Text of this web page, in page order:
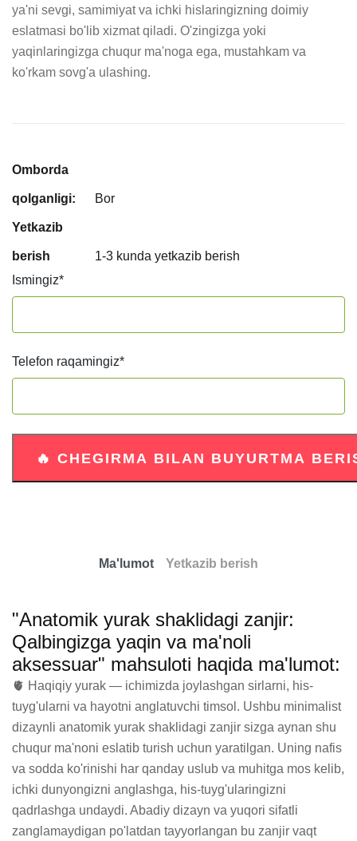
ya'ni sevgi, samimiyat va ichki hislaringizning doimiy
eslatmasi bo'lib xizmat qiladi. O'zingizga yoki
yaqinlaringizga chuqur ma'noga ega, mustahkam va
ko'rkam sovg'a ulashing.
Omborda
qolganligi: Bor
Yetkazib
berish
1-3 kunda yetkazib berish
Ismingiz*
Telefon raqamingiz*
Ma'lumot Yetkazib berish
"Anatomik yurak shaklidagi zanjir:
Qalbingizga yaqin va ma'noli
aksessuar" mahsuloti haqida ma'lumot:
🫀 Haqiqiy yurak — ichimizda joylashgan sirlarni, his-
tuyg'ularni va hayotni anglatuvchi timsol. Ushbu minimalist
dizaynli anatomik yurak shaklidagi zanjir sizga aynan shu
chuqur ma'noni eslatib turish uchun yaratilgan. Uning nafis
va sodda ko'rinishi har qanday uslub va muhitga mos kelib,
ichki dunyongizni anglashga, his-tuyg'ularingizni
qadrlashga undaydi. Abadiy dizayn va yuqori sifatli
zanglamaydigan po'latdan tayyorlangan bu zanjir vaqt